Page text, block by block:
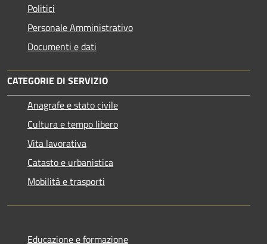
Politici
Personale Amministrativo
Documenti e dati
CATEGORIE DI SERVIZIO
Anagrafe e stato civile
Cultura e tempo libero
Vita lavorativa
Catasto e urbanistica
Mobilità e trasporti
Educazione e formazione